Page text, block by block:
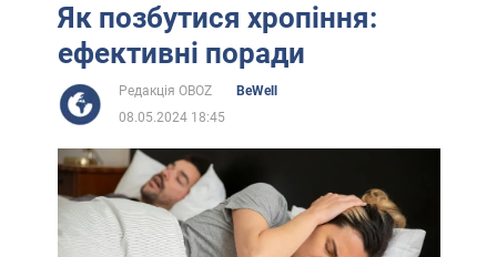
Як позбутися хропіння:
ефективні поради
Редакція OBOZ
BeWell
08.05.2024 18:45